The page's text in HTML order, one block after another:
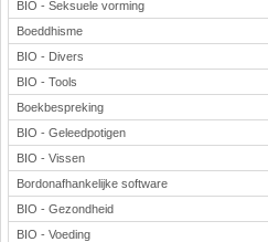
BIO - Seksuele vorming
Boeddhisme
BIO - Divers
BIO - Tools
Boekbespreking
BIO - Geleedpotigen
BIO - Vissen
Bordonafhankelijke software
BIO - Gezondheid
BIO - Voeding